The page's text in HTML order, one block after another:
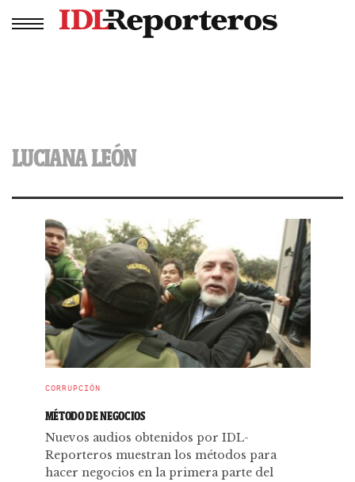
LUCIANA LEÓN
CORRUPCIÓN
MÉTODO DE NEGOCIOS
Nuevos audios obtenidos por IDL-
Reporteros muestran los métodos para
hacer negocios en la primera parte del